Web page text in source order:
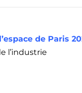
de Paris
l’industrie